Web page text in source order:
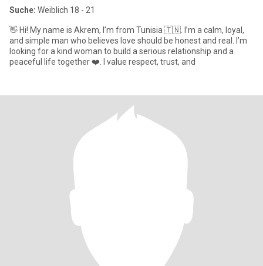
Suche: Weiblich 18 - 21
👋 Hi! My name is Akrem, I’m from Tunisia 🇹🇳. I’m a calm, loyal,
and simple man who believes love should be honest and real. I’m
looking for a kind woman to build a serious relationship and a
peaceful life together ❤️. I value respect, trust, and